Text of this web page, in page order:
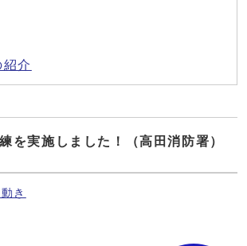
介
を実施しました！（高田消防署）
き